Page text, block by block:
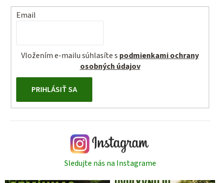
Email
Vložením e-mailu súhlasíte s podmienkami ochrany
osobných údajov
PRIHLÁSIŤ SA
Sledujte nás na Instagrame